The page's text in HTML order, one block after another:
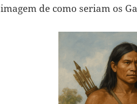
imagem de como seriam os